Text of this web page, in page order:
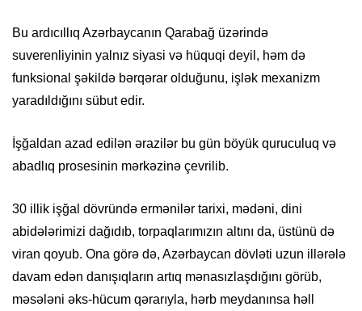
Bu ardıcıllıq Azərbaycanın Qarabağ üzərində
suverenliyinin yalnız siyasi və hüquqi deyil, həm də
funksional şəkildə bərqərar olduğunu, işlək mexanizm
yaradıldığını sübut edir.
İşğaldan azad edilən ərazilər bu gün böyük quruculuq və
abadlıq prosesinin mərkəzinə çevrilib.
30 illik işğal dövründə ermənilər tarixi, mədəni, dini
abidələrimizi dağıdıb, torpaqlarımızın altını da, üstünü də
viran qoyub. Ona görə də, Azərbaycan dövləti uzun illərələ
davam edən danışıqların artıq mənasızlaşdığını görüb,
məsələni əks-hücum qərarıyla, hərb meydanınsa həll